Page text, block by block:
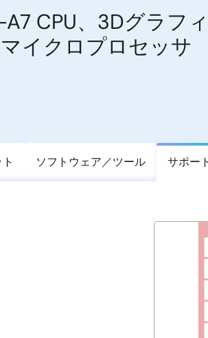
CPU、3Dグラフ
イクロプロセッサ
ソフトウェア／ツール サポート